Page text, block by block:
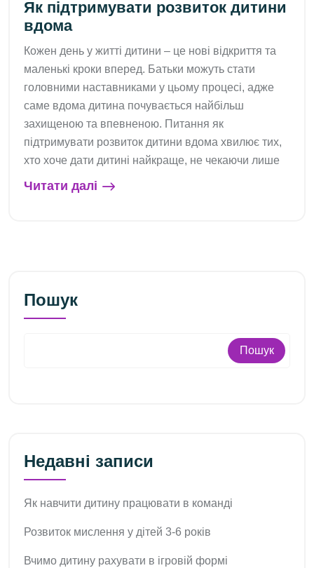
Як підтримувати розвиток дитини
вдома
Кожен день у житті дитини – це нові відкриття та
маленькі кроки вперед. Батьки можуть стати
головними наставниками у цьому процесі, адже
саме вдома дитина почувається найбільш
захищеною та впевненою. Питання як
підтримувати розвиток дитини вдома хвилює тих,
хто хоче дати дитині найкраще, не чекаючи лише
Читати далі
Пошук
Пошук
Недавні записи
Як навчити дитину працювати в команді
Розвиток мислення у дітей 3-6 років
Вчимо дитину рахувати в ігровій формі